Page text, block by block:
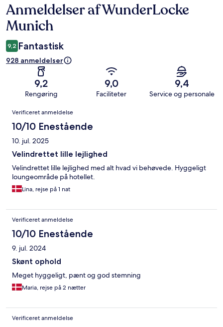
Anmeldelser
Anmeldelser af WunderLocke
Munich
9,2 Fantastisk
928 anmeldelser
9,2
Rengøring
9,0
Faciliteter
9,4
Service og personale
Anmeldelser
Verificeret anmeldelse
10/10 Enestående
10. jul. 2025
Velindrettet lille lejlighed
Velindrettet lille lejlighed med alt hvad vi behøvede. Hyggeligt
loungeområde på hotellet.
Lina, rejse på 1 nat
Verificeret anmeldelse
10/10 Enestående
9. jul. 2024
Skønt ophold
Meget hyggeligt, pænt og god stemning
Maria, rejse på 2 nætter
Verificeret anmeldelse